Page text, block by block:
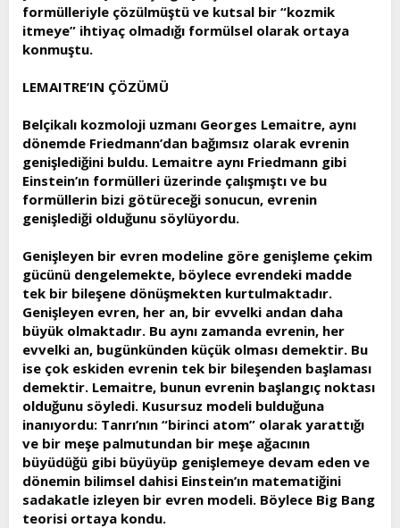
formülleriyle çözülmüştü ve kutsal bir “kozmik
itmeye” ihtiyaç olmadığı formülsel olarak ortaya
konmuştu.
LEMAITRE’IN ÇÖZÜMÜ
Belçikalı kozmoloji uzmanı Georges Lemaitre, aynı
dönemde Friedmann’dan bağımsız olarak evrenin
genişlediğini buldu. Lemaitre aynı Friedmann gibi
Einstein’ın formülleri üzerinde çalışmıştı ve bu
formüllerin bizi götüreceği sonucun, evrenin
genişlediği olduğunu söylüyordu.
Genişleyen bir evren modeline göre genişleme çekim
gücünü dengelemekte, böylece evrendeki madde
tek bir bileşene dönüşmekten kurtulmaktadır.
Genişleyen evren, her an, bir evvelki andan daha
büyük olmaktadır. Bu aynı zamanda evrenin, her
evvelki an, bugünkünden küçük olması demektir. Bu
ise çok eskiden evrenin tek bir bileşenden başlaması
demektir. Lemaitre, bunun evrenin başlangıç noktası
olduğunu söyledi. Kusursuz modeli bulduğuna
inanıyordu: Tanrı’nın “birinci atom” olarak yarattığı
ve bir meşe palmutundan bir meşe ağacının
büyüdüğü gibi büyüyüp genişlemeye devam eden ve
dönemin bilimsel dahisi Einstein’ın matematiğini
sadakatle izleyen bir evren modeli. Böylece Big Bang
teorisi ortaya kondu.